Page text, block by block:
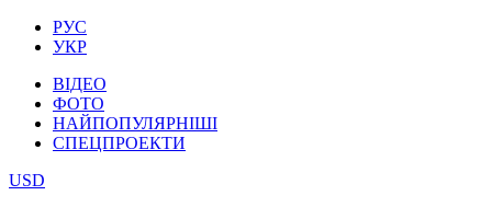
РУС
УКР
ВІДЕО
ФОТО
НАЙПОПУЛЯРНІШІ
СПЕЦПРОЕКТИ
USD